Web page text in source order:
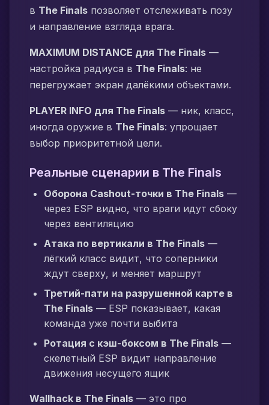
в The Finals позволяет отслеживать позу
и направление взгляда врага.
MAXIMUM DISTANCE для The Finals —
настройка радиуса в The Finals: не
перегружает экран далёкими объектами.
PLAYER INFO для The Finals — ник, класс,
иногда оружие в The Finals: упрощает
выбор приоритетной цели.
Реальные сценарии в The Finals
Оборона Cashout-точки в The Finals —
через ESP видно, что враги идут сбоку
через вентиляцию
Атака по вертикали в The Finals —
лёгкий класс видит, что соперники
ждут сверху, и меняет маршрут
Третий-пати на разрушенной карте в
The Finals — ESP показывает, какая
команда уже почти выбита
Ротация с кэш-боксом в The Finals —
скелетный ESP видит направление
движения несущего ящик
Wallhack в The Finals — это про